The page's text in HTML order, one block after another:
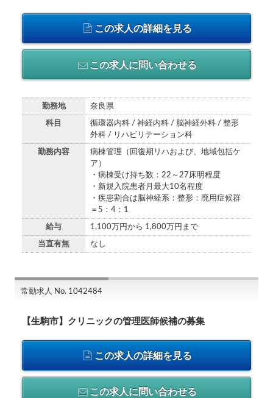
この求人の詳細を見る
この求人に問い合わせる
勤務地 奈良県
科目
循環器内科 / 神経内科 / 脳神経外科 / 整形
外科 / リハビリテーション科
勤務内容
病棟管理（回復期リハおよび、地域包括ケ
ア）
・病棟受け持ち数：22～27床明程度
・新規入院患者月最大10名程度
・疾患割合は脳神経系：整形：廃用症候群
＝5：4：1
給与 1,100万円から 1,800万円まで
当直有無 なし
常勤求人 No. 1042484
【生駒市】クリニックの管理医師候補の募集
この求人の詳細を見る
この求人に問い合わせる